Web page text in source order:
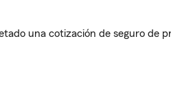
una cotización de seguro de